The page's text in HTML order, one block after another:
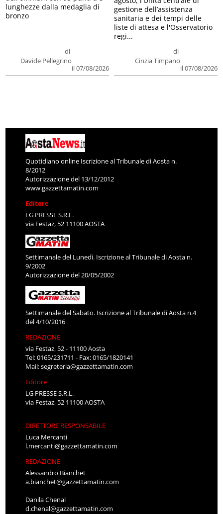
di
Davide Pellegrino
il 07/08/2026
lunghezze dalla medaglia di
bronzo
di
Cinzia Timpano
il 07/08/2026
gestione dell’assistenza
sanitaria e dei tempi delle
liste di attesa e l'Osservatorio
regi...
Quotidiano online Iscrizione al Tribunale di Aosta n.
8/2012
Autorizzazione del 13/12/2012
www.gazzettamatin.com
Editore
LG PRESSE S.R.L.
via Festaz, 52 11100 AOSTA
Settimanale del Lunedì. Iscrizione al Tribunale di Aosta n.
9/2002
Autorizzazione del 20/05/2002
Settimanale del Sabato. Iscrizione al Tribunale di Aosta n.4
del 4/10/2016
REDAZIONE
via Festaz, 52 - 11100 Aosta
Tel: 0165/231711 - Fax: 0165/1820141
Mail:segreteria@gazzettamatin.com
Editore
LG PRESSE S.R.L.
via Festaz, 52 11100 AOSTA
DIRETTORE RESPONSABILE
Luca Mercanti
l.mercanti@gazzettamatin.com
REDAZIONE
Alessandro Bianchet
a.bianchet@gazzettamatin.com
Danila Chenal
d.chenal@gazzettamatin.com